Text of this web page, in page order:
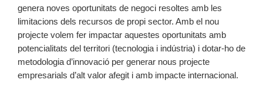
genera noves oportunitats de negoci resoltes amb les
limitacions dels recursos de propi sector. Amb el nou
projecte volem fer impactar aquestes oportunitats amb
potencialitats del territori (tecnologia i indústria) i dotar-ho de
metodologia d’innovació per generar nous projecte
empresarials d’alt valor afegit i amb impacte internacional.